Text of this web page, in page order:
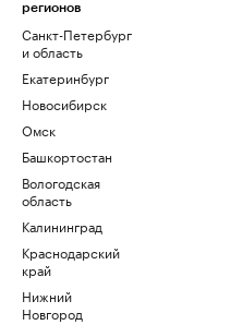
регионов
Санкт-Петербург
и область
Екатеринбург
Новосибирск
Омск
Башкортостан
Вологодская
область
Калининград
Краснодарский
край
Нижний
Новгород